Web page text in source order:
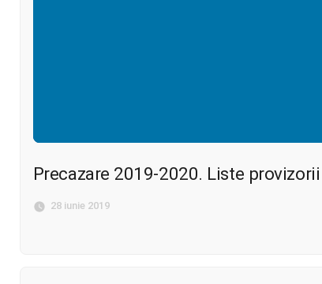
Precazare 2019-2020. Liste provizorii
28 iunie 2019